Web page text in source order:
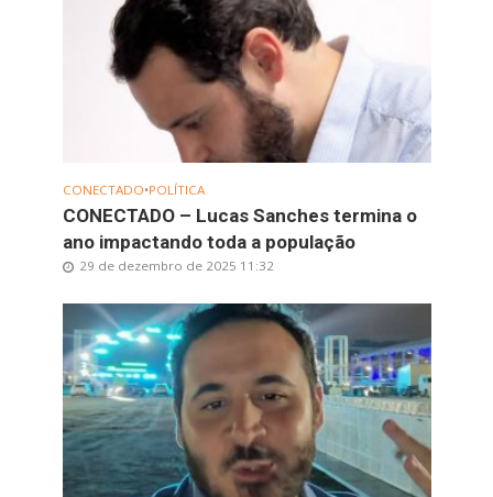
CONECTADO•POLÍTICA
CONECTADO – Lucas Sanches termina o
ano impactando toda a população
29 de dezembro de 2025 11:32